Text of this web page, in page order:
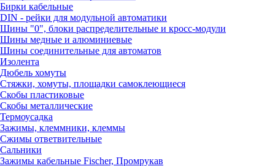
Бирки кабельные
DIN - рейки для модульной автоматики
Шины "0", блоки распределительные и кросс-модули
Шины медные и алюминиевые
Шины соединительные для автоматов
Изолента
Дюбель хомуты
Стяжки, хомуты, площадки самоклеющиеся
Скобы пластиковые
Скобы металлические
Термоусадка
Зажимы, клеммники, клеммы
Сжимы ответвительные
Сальники
Зажимы кабельные Fischer, Промрукав